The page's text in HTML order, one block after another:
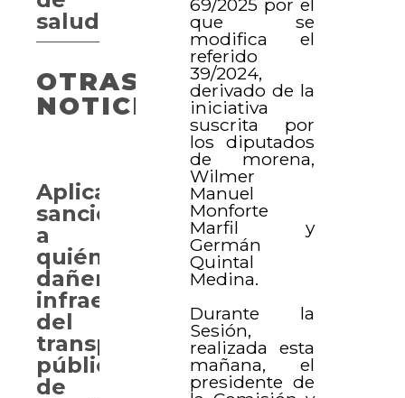
que se
modifica el
referido
39/2024,
derivado de la
iniciativa
suscrita por
los diputados
de morena,
Wilmer
Manuel
Monforte
Marfil y
Germán
Quintal
Medina.
Durante la
Sesión,
realizada esta
mañana, el
presidente de
salud
OTRAS
NOTICIAS
Aplicarán
sanciones
a
quiénes
dañen
infraestructura
del
transporte
público
de